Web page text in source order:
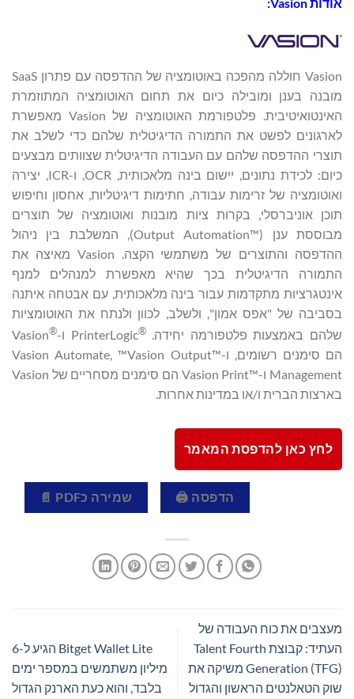
Vasion חוללה מהפכה באוטומציה של ההדפסה עם פתרון SaaS
מובנה בענן ומובילה כיום את תחום האוטומציה המתוזמרת
האינטואיטיבית. פלטפורמת האוטומציה של Vasion מאפשרת
לארגונים לפשט את התמורה הדיגיטלית שלהם כדי לשלב את
תוצרי ההדפסה שלהם עם העבודה הדיגיטלית שצוותים מבצעים
כיום: לכידת נתונים, יישום בינה מלאכותית, OCR, ו-ICR, יצירה
ואוטומציה של זרימות עבודה, חתימות דיגיטליות, אחסון וחיפוש
תוכן אוניברסלי, בקרות ציות מובנות ואוטומציה של תוצרים
מבוססת ענן (™Output Automation), המשלבת בין ניהול
ההדפסה והתוצרים של משתמשי הקצה. Vasion מאיצה את
התמורה הדיגיטלית בכך שהיא מאפשרת למנהלים למנף
אינטגרציות מתקדמות עבור בינה מלאכותית, עם אבטחה איתנה
בסביבה של "אפס אמון", ולשלב, לכוון ולנתח את האוטומציות
שלהם באמצעות פלטפורמה יחידה.®PrinterLogic ו- ®
Vasion
הם סימנים רשומים, ו-™Vasion Automate, ™Vasion Output
Management ו-™Vasion Print הם סימנים מסחריים של Vasion
בארצות הברית ו/או במדינות אחרות.
לחץ כאן להדפסת המאמר
הדפסה 🖨 שמירה כPDF 📄
מעצבים את כוח העבודה של
העתיד: קבוצת Talent Fourth
Generation (TFG) משיקה את
שוק הטאלנטים הראשון והגדול
Bitget Wallet Lite הגיע ל-6
מיליון משתמשים במספר ימים
בלבד, והוא כעת הארנק הגדול